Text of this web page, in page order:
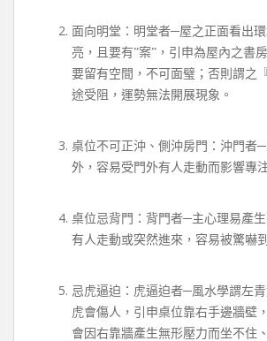
面向明堂：明堂者─屋之正面看出
亮，且要有”案”，引申為屋內之書
要留有空間，不可面璧；否則謂之
途受阻，運勢無法開展現象。
桌位不可正沖、側沖房門：沖門者
外，容易受門外有人走動而影響專
桌位忌背門：背門者─主心理易產
有人走動或突然進來，容易被驚嚇
忌虎逼迫：虎逼迫者─風水學謂左
虎會傷人，引申桌位靠右手邊牆壁
會因右靠牆產生無形壓力而坐不住